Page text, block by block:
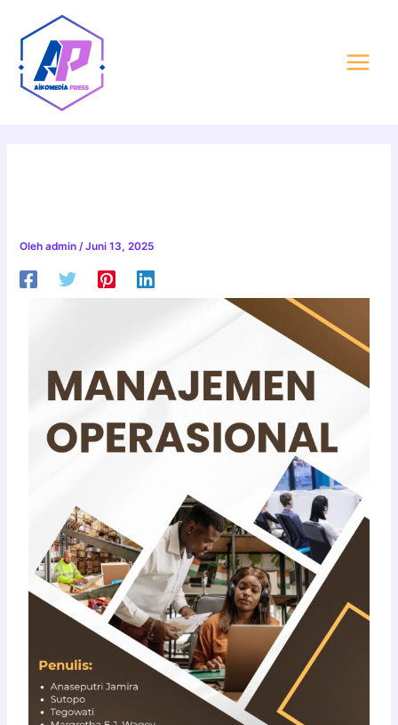
Menu
Olehadmin/Juni 13, 2025
navigation